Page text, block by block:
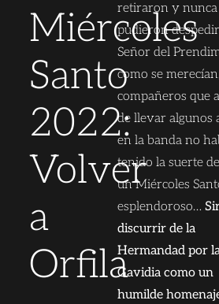
Miércoles
Santo
2022:
Volver
a
Orfila
retiraron y nunca
pudieron
Señor del
como se
compañeros que
de llevar algunos
en la banda no
tenido la suerte
un Miércoles
esplendoroso…
discurrir de la
Hermandad por
Gavidia como un
humilde